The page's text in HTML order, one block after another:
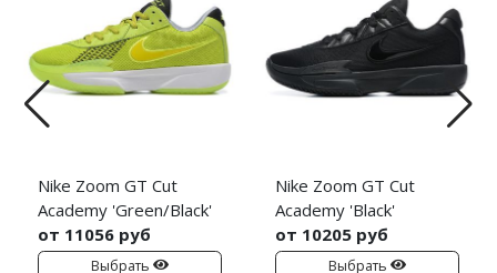
Nike Zoom GT Cut
Academy 'Green/Black'
от 11056 руб
Выбрать
Nike Zoom GT Cut
Academy 'Black'
от 10205 руб
Выбрать